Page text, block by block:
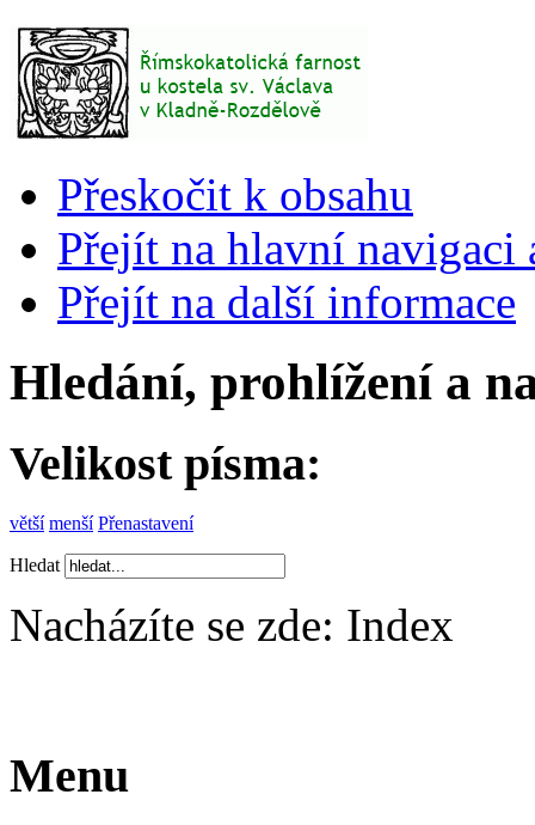
Přeskočit k obsahu
Přejít na hlavní navigaci
Přejít na další informace
Hledání, prohlížení a
Velikost písma:
větší menší Přenastavení
Hledat
Nacházíte se zde: Index
Menu